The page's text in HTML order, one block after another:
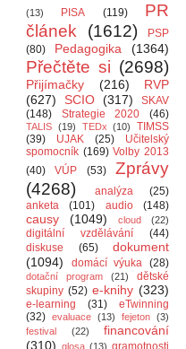
(13)
PISA (119)
PR
článek
(1612)
PSP
(80)
Pedagogika (1364)
Přečtěte si (2698)
Přijímačky (216)
RVP
(627)
SCIO (317)
SKAV
(148)
Strategie 2020 (46)
TALIS (19) TEDx (10)
TIMSS
(39)
UJAK (25)
Učitelský
spomocník (169) Volby 2013
(40)
VÚP (53)
Zprávy
(4268)
analýza
(25)
anketa
(101) audio (148)
causy (1049) cloud (22)
digitální vzdělávání
(44)
diskuse
(65)
dokument
(1094)
domácí výuka (28)
dotační program (21)
dětské
skupiny (52) e-knihy (323)
e-learning (31)
eTwinning
(32) evaluace (13) fejeton (3)
festival
(22)
financování
(310) glosa (13) gramotnosti